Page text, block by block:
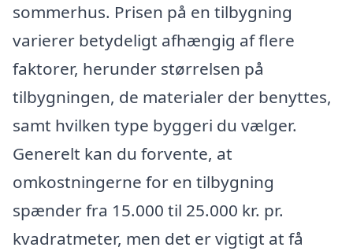
sommerhus. Prisen på en tilbygning
varierer betydeligt afhængig af flere
faktorer, herunder størrelsen på
tilbygningen, de materialer der benyttes,
samt hvilken type byggeri du vælger.
Generelt kan du forvente, at
omkostningerne for en tilbygning
spænder fra 15.000 til 25.000 kr. pr.
kvadratmeter, men det er vigtigt at få